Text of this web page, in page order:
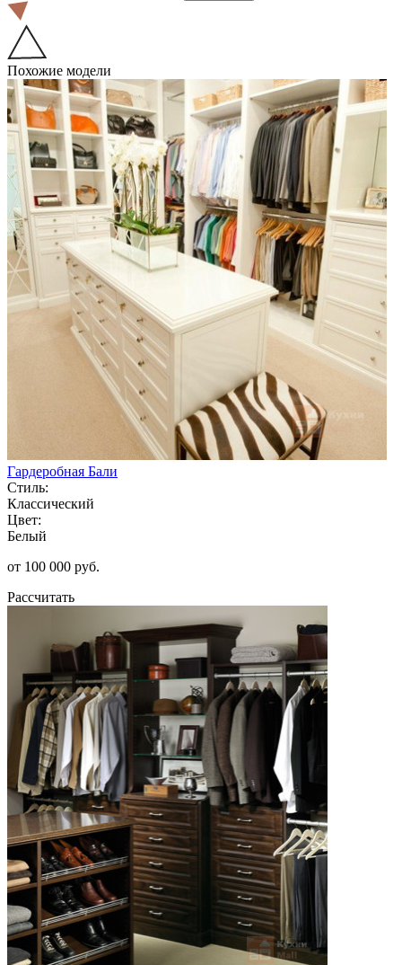
Похожие модели
Гардеробная Бали
Стиль:
Классический
Цвет:
Белый
от 100 000 руб.
Рассчитать